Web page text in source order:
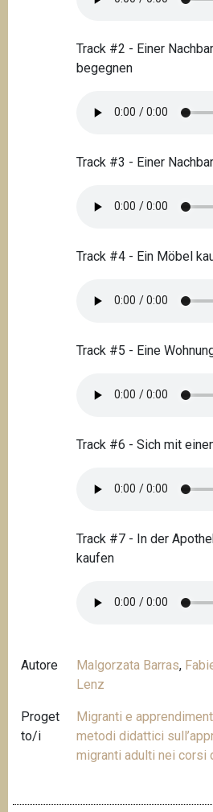
Track #2 - Einer
begegnen
Track #3 - Einer
Track #4 - Ein Möbel
Track #5 - Eine
Track #6 - Sich mit
Track #7 - In der
kaufen
Autore Malgorzata Barras,
Lenz
Proget
to/i
Migranti e
metodi didattici
migranti adulti nei corsi